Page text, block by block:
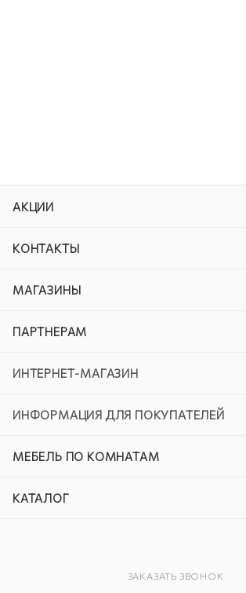
АКЦИИ
КОНТАКТЫ
МАГАЗИНЫ
ПАРТНЕРАМ
ИНТЕРНЕТ-МАГАЗИН
ИНФОРМАЦИЯ ДЛЯ ПОКУПАТЕЛЕЙ
МЕБЕЛЬ ПО КОМНАТАМ
КАТАЛОГ
ЗАКАЗАТЬ ЗВОНОК